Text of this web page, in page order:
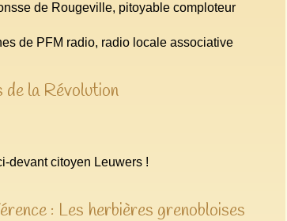
de Rougeville, pitoyable comploteur
de PFM radio, radio locale associative
de la Révolution
devant citoyen Leuwers !
: Les herbières grenobloises